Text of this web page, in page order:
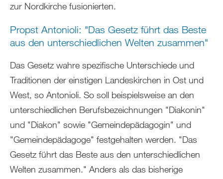
zur Nordkirche fusionierten.
Propst Antonioli: "Das Gesetz führt das Beste
aus den unterschiedlichen Welten zusammen"
Das Gesetz wahre spezifische Unterschiede und
Traditionen der einstigen Landeskirchen in Ost und
West, so Antonioli. So soll beispielsweise an den
unterschiedlichen Berufsbezeichnungen "Diakonin"
und "Diakon" sowie "Gemeindepädagogin" und
"Gemeindepädagoge" festgehalten werden. "Das
Gesetz führt das Beste aus den unterschiedlichen
Welten zusammen." Anders als das bisherige